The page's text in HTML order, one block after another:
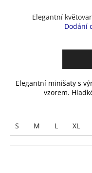
Elegantní
Dodání
Elegantní minišaty s
vzorem.
S M L XL